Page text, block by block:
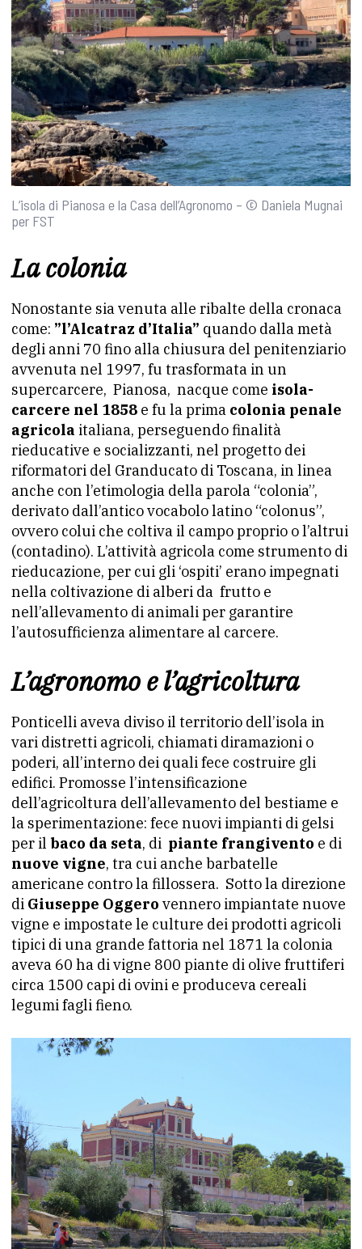
L’isola di Pianosa e la Casa dell’Agronomo – © Daniela Mugnai
per FST
La colonia
Nonostante sia venuta alle ribalte della cronaca
come: ”l’Alcatraz d’Italia” quando dalla metà
degli anni 70 fino alla chiusura del penitenziario
avvenuta nel 1997, fu trasformata in un
supercarcere, Pianosa, nacque come isola-
carcere nel 1858 e fu la prima colonia penale
agricola italiana, perseguendo finalità
rieducative e socializzanti, nel progetto dei
riformatori del Granducato di Toscana, in linea
anche con l’etimologia della parola “colonia”,
derivato dall’antico vocabolo latino “colonus”,
ovvero colui che coltiva il campo proprio o l’altrui
(contadino). L’attività agricola come strumento di
rieducazione, per cui gli ‘ospiti’ erano impegnati
nella coltivazione di alberi da frutto e
nell’allevamento di animali per garantire
l’autosufficienza alimentare al carcere.
L’agronomo e l’agricoltura
Ponticelli aveva diviso il territorio dell’isola in
vari distretti agricoli, chiamati diramazioni o
poderi, all’interno dei quali fece costruire gli
edifici. Promosse l’intensificazione
dell’agricoltura dell’allevamento del bestiame e
la sperimentazione: fece nuovi impianti di gelsi
per il baco da seta, di piante frangivento e di
nuove vigne, tra cui anche barbatelle
americane contro la fillossera. Sotto la direzione
di Giuseppe Oggero vennero impiantate nuove
vigne e impostate le culture dei prodotti agricoli
tipici di una grande fattoria nel 1871 la colonia
aveva 60 ha di vigne 800 piante di olive fruttiferi
circa 1500 capi di ovini e produceva cereali
legumi fagli fieno.